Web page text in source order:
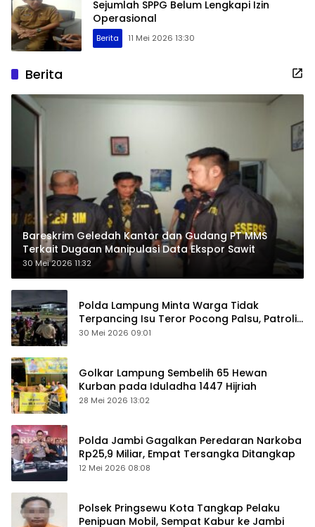
Sejumlah SPPG Belum Lengkapi Izin
Operasional
Berita 11 Mei 2026 13:30
Berita
Bareskrim Geledah Kantor dan Gudang PT MMS
Terkait Dugaan Manipulasi Data Ekspor Sawit
30 Mei 2026 11:32
Polda Lampung Minta Warga Tidak
Terpancing Isu Teror Pocong Palsu, Patroli
Keamanan Ditingkatkan
30 Mei 2026 09:01
Golkar Lampung Sembelih 65 Hewan
Kurban pada Iduladha 1447 Hijriah
28 Mei 2026 13:02
Polda Jambi Gagalkan Peredaran Narkoba
Rp25,9 Miliar, Empat Tersangka Ditangkap
12 Mei 2026 08:08
Polsek Pringsewu Kota Tangkap Pelaku
Penipuan Mobil, Sempat Kabur ke Jambi